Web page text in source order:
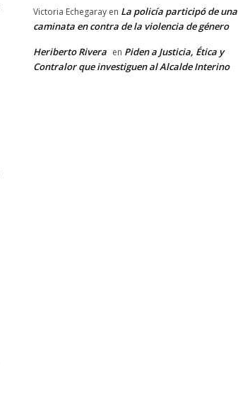
Victoria Echegaray en La policía participó de una
caminata en contra de la violencia de género
Heriberto Rivera en Piden a Justicia, Ética y
Contralor que investiguen al Alcalde Interino